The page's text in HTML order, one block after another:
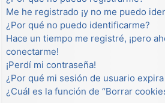
Me he registrado ¡y no me puedo
¿Por qué no puedo identificarme?
Hace un tiempo me registré, ¡pero
conectarme!
¡Perdí mi contraseña!
¿Por qué mi sesión de usuario
¿Cuál es la función de “Borrar